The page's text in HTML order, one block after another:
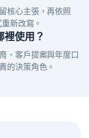
核心主張，再依照
新改寫。
裡使用？
、客戶提案與年度口
的決策角色。